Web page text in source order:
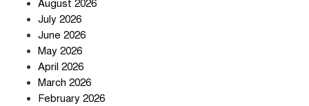
August 2026
July 2026
June 2026
May 2026
April 2026
March 2026
February 2026